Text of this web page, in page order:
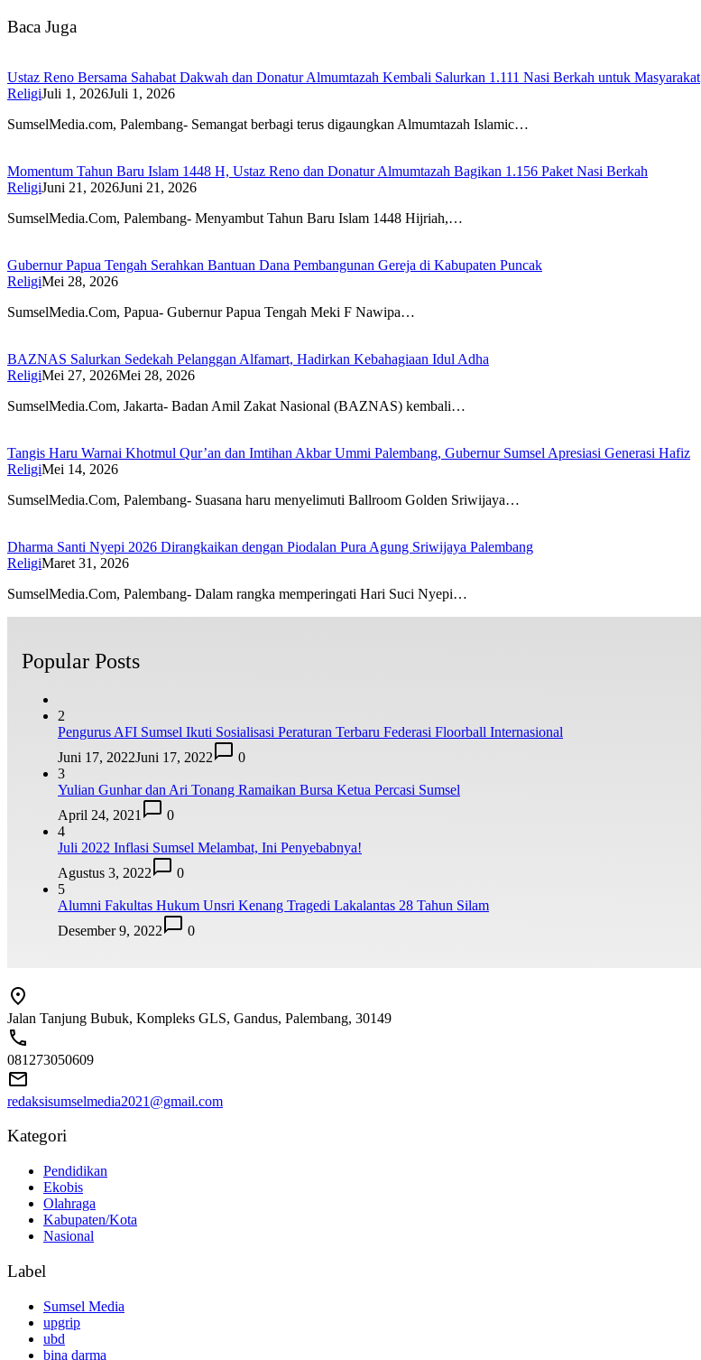
Baca Juga
Ustaz Reno Bersama Sahabat Dakwah dan Donatur Almumtazah Kembali Salurkan 1.111 Nasi Berkah untuk Masyarakat
ReligiJuli 1, 2026Juli 1, 2026
SumselMedia.com, Palembang- Semangat berbagi terus digaungkan Almumtazah Islamic…
Momentum Tahun Baru Islam 1448 H, Ustaz Reno dan Donatur Almumtazah Bagikan 1.156 Paket Nasi Berkah
ReligiJuni 21, 2026Juni 21, 2026
SumselMedia.Com, Palembang- Menyambut Tahun Baru Islam 1448 Hijriah,…
Gubernur Papua Tengah Serahkan Bantuan Dana Pembangunan Gereja di Kabupaten Puncak
ReligiMei 28, 2026
SumselMedia.Com, Papua- Gubernur Papua Tengah Meki F Nawipa…
BAZNAS Salurkan Sedekah Pelanggan Alfamart, Hadirkan Kebahagiaan Idul Adha
ReligiMei 27, 2026Mei 28, 2026
SumselMedia.Com, Jakarta- Badan Amil Zakat Nasional (BAZNAS) kembali…
Tangis Haru Warnai Khotmul Qur’an dan Imtihan Akbar Ummi Palembang, Gubernur Sumsel Apresiasi Generasi Hafiz
ReligiMei 14, 2026
SumselMedia.Com, Palembang- Suasana haru menyelimuti Ballroom Golden Sriwijaya…
Dharma Santi Nyepi 2026 Dirangkaikan dengan Piodalan Pura Agung Sriwijaya Palembang
ReligiMaret 31, 2026
SumselMedia.Com, Palembang- Dalam rangka memperingati Hari Suci Nyepi…
Popular Posts
2
Pengurus AFI Sumsel Ikuti Sosialisasi Peraturan Terbaru Federasi Floorball Internasional
Juni 17, 2022Juni 17, 2022
0
3
Yulian Gunhar dan Ari Tonang Ramaikan Bursa Ketua Percasi Sumsel
April 24, 2021
0
4
Juli 2022 Inflasi Sumsel Melambat, Ini Penyebabnya!
Agustus 3, 2022
0
5
Alumni Fakultas Hukum Unsri Kenang Tragedi Lakalantas 28 Tahun Silam
Desember 9, 2022
0
Jalan Tanjung Bubuk, Kompleks GLS, Gandus, Palembang, 30149
081273050609
redaksisumselmedia2021@gmail.com
Kategori
Pendidikan
Ekobis
Olahraga
Kabupaten/Kota
Nasional
Label
Sumsel Media
upgrip
ubd
bina darma